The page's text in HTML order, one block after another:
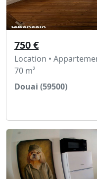
750 €
Location •
70 m²
Douai (59500)